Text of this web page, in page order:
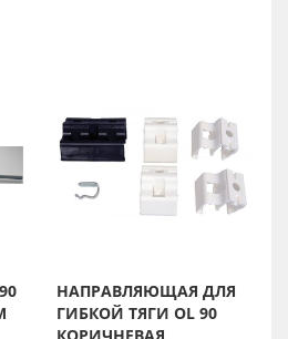
НАПРАВЛЯЮЩАЯ ДЛЯ
ГИБКОЙ ТЯГИ OL 90